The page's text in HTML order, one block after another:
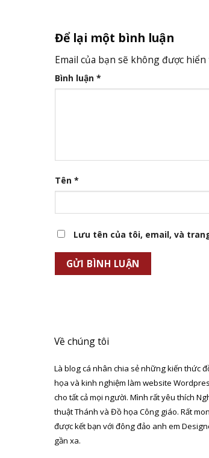
Để lại một bình luận
Email của bạn sẽ không được
Bình luận *
Tên *
Lưu tên của tôi, email, và
Về chúng tôi
Là blog cá nhân chia sẻ những kiến thức
họa và kinh nghiệm làm website
cho tất cả mọi người. Mình rất yêu thích
thuật Thánh và Đồ họa Công giáo. Rất
được kết bạn với đông đảo anh em
gần xa.